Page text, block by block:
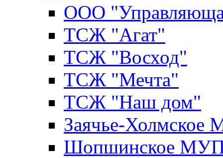
ООО
ТСЖ "Агат"
ТСЖ "Восход"
ТСЖ "Мечта"
ТСЖ "Наш дом"
Заячье-
Шопшинское